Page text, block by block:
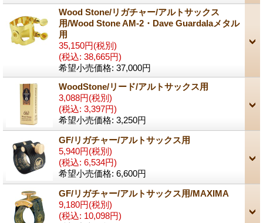
Wood Stone/リガチャー/アルトサックス
用/Wood Stone AM-2・Dave Guardalaメタル
用
35,150円(税別)
(税込: 38,665円)
希望小売価格: 37,000円
WoodStone/リード/アルトサックス用
3,088円(税別)
(税込: 3,397円)
希望小売価格: 3,250円
GF/リガチャー/アルトサックス用
5,940円(税別)
(税込: 6,534円)
希望小売価格: 6,600円
GF/リガチャー/アルトサックス用/MAXIMA
9,180円(税別)
(税込: 10,098円)